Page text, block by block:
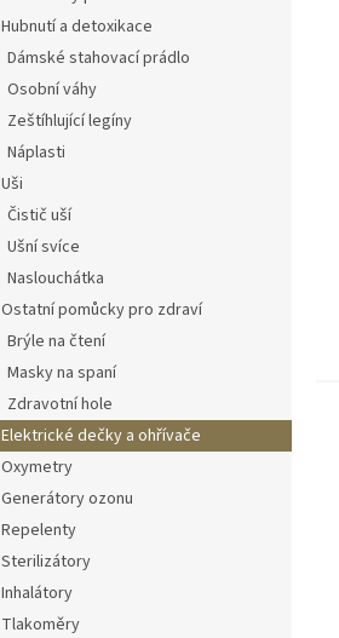
Hubnutí a detoxikace
Dámské stahovací prádlo
Osobní váhy
Zeštíhlující legíny
Náplasti
Uši
Čistič uší
Ušní svíce
Naslouchátka
Ostatní pomůcky pro zdraví
Brýle na čtení
Masky na spaní
Zdravotní hole
Elektrické dečky a ohřívače
Oxymetry
Generátory ozonu
Repelenty
Sterilizátory
Inhalátory
Tlakoměry